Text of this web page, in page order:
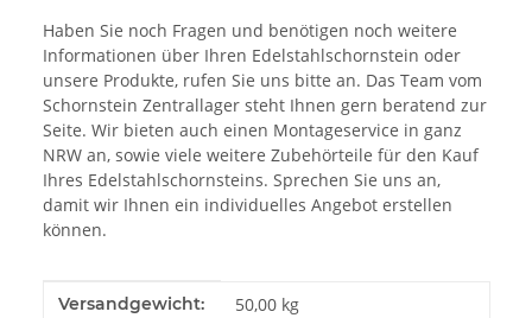
Haben Sie noch Fragen und benötigen noch weitere
Informationen über Ihren Edelstahlschornstein oder
unsere Produkte, rufen Sie uns bitte an. Das Team vom
Schornstein Zentrallager steht Ihnen gern beratend zur
Seite. Wir bieten auch einen Montageservice in ganz
NRW an, sowie viele weitere Zubehörteile für den Kauf
Ihres Edelstahlschornsteins. Sprechen Sie uns an,
damit wir Ihnen ein individuelles Angebot erstellen
können.
Produkteigenschaft
Wert
Versandgewicht: 50,00 kg